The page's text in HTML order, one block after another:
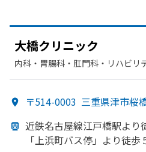
大橋クリニック
内科・​胃腸科・​肛門科・​リハビリ
〒514-0003 三重県津市桜
近鉄名古屋線江戸橋駅より
「上浜町バス停」より徒歩